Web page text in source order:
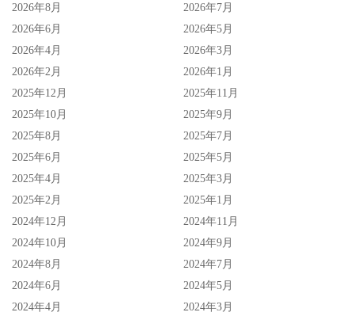
2026年8月
2026年7月
2026年6月
2026年5月
2026年4月
2026年3月
2026年2月
2026年1月
2025年12月
2025年11月
2025年10月
2025年9月
2025年8月
2025年7月
2025年6月
2025年5月
2025年4月
2025年3月
2025年2月
2025年1月
2024年12月
2024年11月
2024年10月
2024年9月
2024年8月
2024年7月
2024年6月
2024年5月
2024年4月
2024年3月